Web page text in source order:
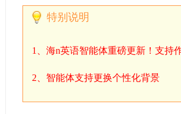
1、海n英语智能体重磅更新！支持
2、智能体支持更换个性化背景
特别说明